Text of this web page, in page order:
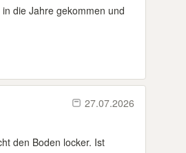
die Jahre gekommen und
27.07.2026
den Boden locker. Ist